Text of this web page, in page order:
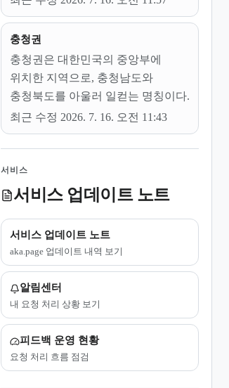
충청권
충청권은 대한민국의 중앙부에
위치한 지역으로, 충청남도와
충청북도를 아울러 일컫는 명칭이다.
최근 수정 2026. 7. 16. 오전 11:43
서비스
서비스 업데이트 노트
서비스 업데이트 노트
aka.page 업데이트 내역 보기
알림센터
내 요청 처리 상황 보기
피드백 운영 현황
요청 처리 흐름 점검